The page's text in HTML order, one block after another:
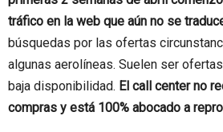
tráfico en la web que aún no se
búsquedas por las ofertas
algunas aerolíneas. Suelen ser
baja disponibilidad. El call center no
compras y está 100% abocado a